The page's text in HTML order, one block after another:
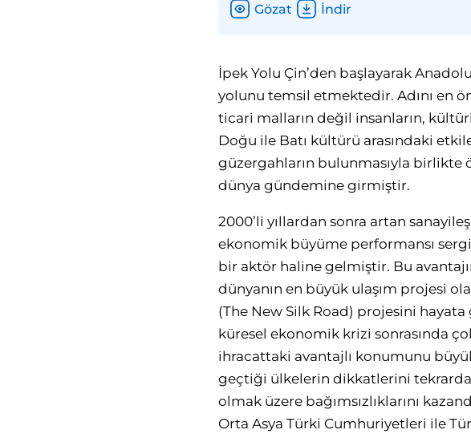
Gözat İndir
İpek Yolu Çin’den başlayarak
yolunu temsil etmektedir. Adını en
ticari malların değil insanların,
Doğu ile Batı kültürü arasındaki
güzergahların bulunmasıyla birlikte
dünya gündemine girmiştir.
2000’li yıllardan sonra artan
ekonomik büyüme performansı
bir aktör haline gelmiştir. Bu
dünyanın en büyük ulaşım projesi
(The New Silk Road) projesini
küresel ekonomik krizi sonrasında
ihracattaki avantajlı konumunu
geçtiği ülkelerin dikkatlerini
olmak üzere bağımsızlıklarını
Orta Asya Türki Cumhuriyetleri ile